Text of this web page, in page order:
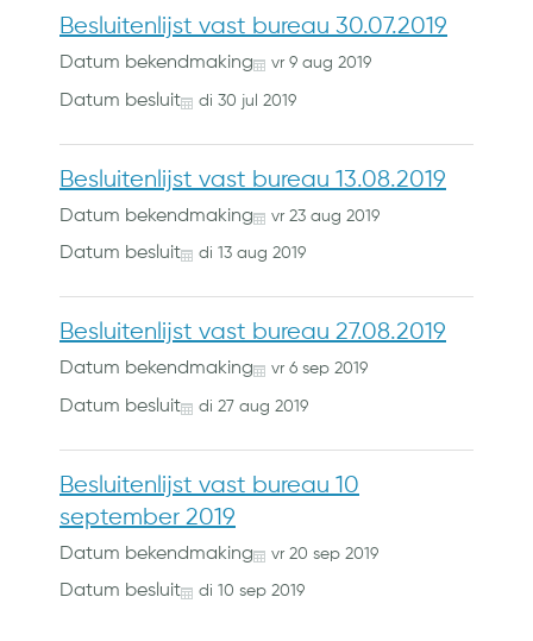
Besluitenlijst vast bureau 30.07.2019
Datum bekendmaking vr 9 aug 2019
Datum besluit di 30 jul 2019
Besluitenlijst vast bureau 13.08.2019
Datum bekendmaking vr 23 aug 2019
Datum besluit di 13 aug 2019
Besluitenlijst vast bureau 27.08.2019
Datum bekendmaking vr 6 sep 2019
Datum besluit di 27 aug 2019
Besluitenlijst vast bureau 10
september 2019
Datum bekendmaking vr 20 sep 2019
Datum besluit di 10 sep 2019